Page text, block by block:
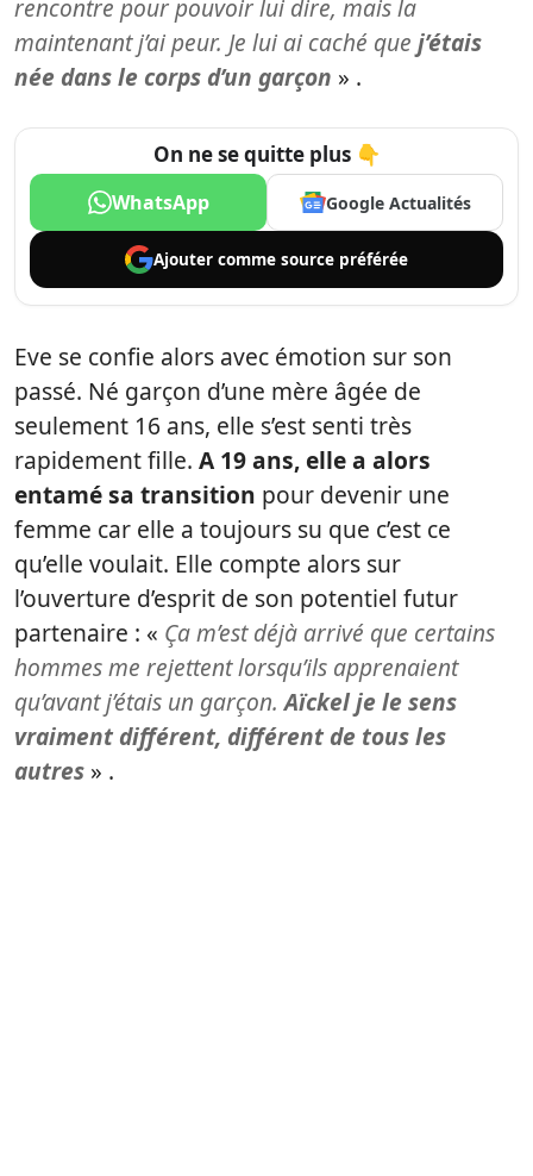
rencontre pour pouvoir lui dire, mais la
maintenant j’ai peur. Je lui ai caché que j’étais
née dans le corps d’un garçon » .
On ne se quitte plus 👇
WhatsApp Google Actualités
Ajouter comme source préférée
Eve se confie alors avec émotion sur son
passé. Né garçon d’une mère âgée de
seulement 16 ans, elle s’est senti très
rapidement fille. A 19 ans, elle a alors
entamé sa transition pour devenir une
femme car elle a toujours su que c’est ce
qu’elle voulait. Elle compte alors sur
l’ouverture d’esprit de son potentiel futur
partenaire : « Ça m’est déjà arrivé que certains
hommes me rejettent lorsqu’ils apprenaient
qu’avant j’étais un garçon.Aïckel je le sens
vraiment différent, différent de tous les
autres » .